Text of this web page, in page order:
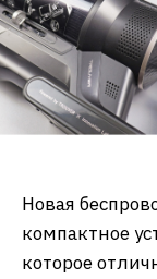
Новая
компактное
которое